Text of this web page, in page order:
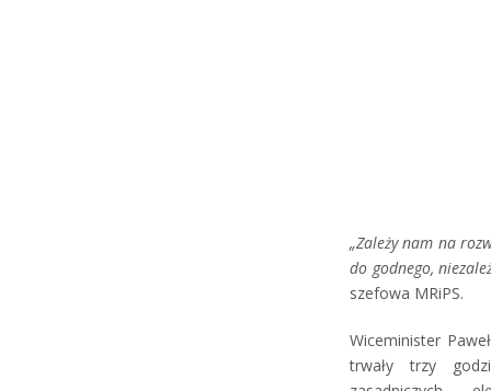
„Zależy nam na
do godnego,
szefowa MRiPS.
Wiceminister
trwały trzy